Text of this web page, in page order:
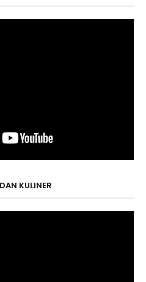
KULINER